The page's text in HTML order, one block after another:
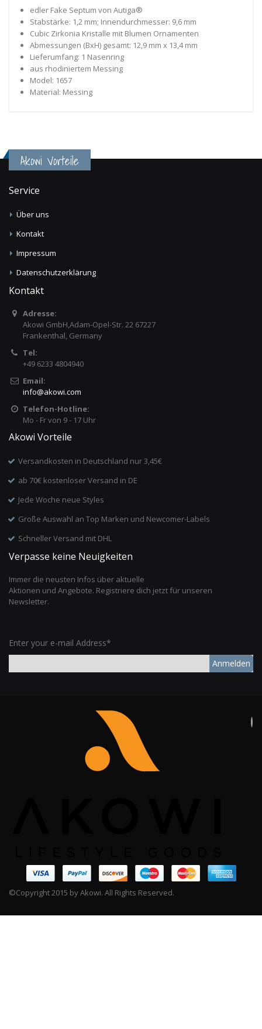
edler Fake Septum von Autiga®
Stabstärke: 1,2 mm; Innendurchmesser: 9,6 mm
Cubic Zirkonia Kristalle mit Blumen Ornamenten
Abmessungen (BxH) gesamt: 12,9 mm x 13,4 mm
Lieferumfang: 1 Nasenring
aus rhodiniertem Messing
Model: 1657
Material: Messing
Akowi Vorteile
Service
Über uns
Kontakt
Impressum
Datenschutzerklärung
Kontakt
Adresse:
Akowi GmbH,Adam-Opel-Str. 22 67227
Frankenthal, Germany
Tel:
+49 6233 4804940
Email:
info@akowi.com
Telefon-Hotline:
Mo - Fr von 9 - 17 Uhr
Akowi Vorteile
Versandkosten in Deutschland nur 3,45€
ab 70€ kostenloser Versand in DE
Jede Woche neue Styles
Große Auswahl an Top Marken und Newcomer-Labels
Schneller Versand mit DHL
Verpasse keine Neuigkeiten
Immer die neusten Infos über aktuelle
Aktionen und Angebote. Registriere dich jetzt für unseren
Newsletter.
Enter your e-mail Address*
Anmelden
©Copyright 2015 by Akowi. All Rights Reserved.